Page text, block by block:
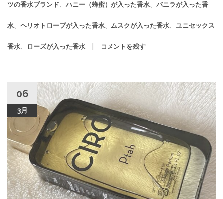
ツの香水ブランド、 ハニー（蜂蜜）が入った香水、 バニラが入った香
水、 ヘリオトロープが入った香水、 ムスクが入った香水、 ユニセックス
香水、 ローズが入った香水 コメントを残す
06
3月